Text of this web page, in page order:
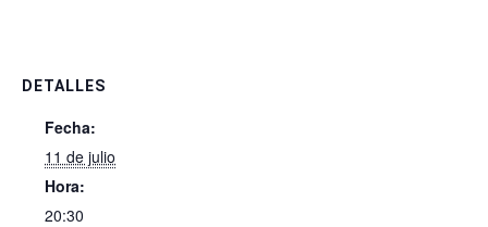
DETALLES
Fecha:
11 de julio
Hora:
20:30